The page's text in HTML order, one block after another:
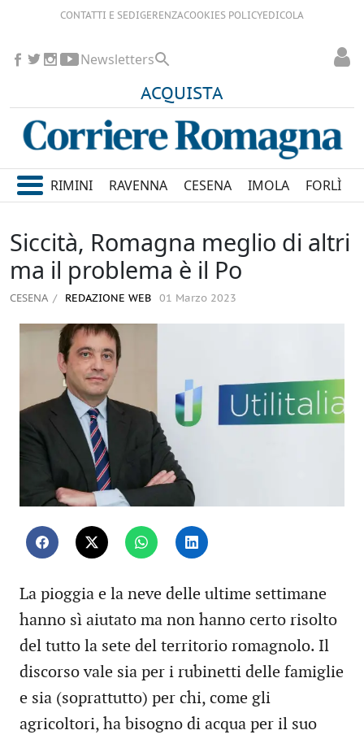
CONTATTI E SEDIGERENZACOOKIES POLICYEDICOLA
ACQUISTA
Newsletters
RIMINI RAVENNA CESENA IMOLA FORLÌ
Siccità, Romagna meglio di altri
ma il problema è il Po
CESENA REDAZIONE WEB 01 Marzo 2023
La pioggia e la neve delle ultime settimane
hanno sì aiutato ma non hanno certo risolto
del tutto la sete del territorio romagnolo. Il
discorso vale sia per i rubinetti delle famiglie
e sia (soprattutto) per chi, come gli
agricoltori, ha bisogno di acqua per il suo